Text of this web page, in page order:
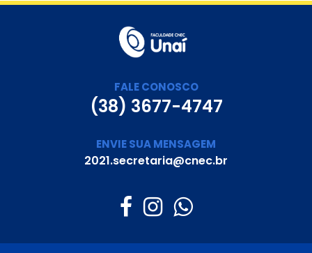
FALE CONOSCO
(38) 3677-4747
ENVIE SUA MENSAGEM
2021.secretaria@cnec.br